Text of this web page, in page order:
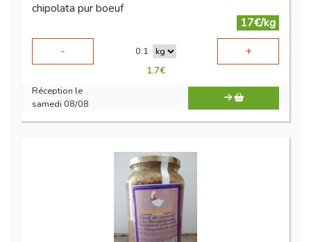
chipolata pur boeuf
17€/kg
-
0.1 +
1.7€
Réception le
samedi 08/08